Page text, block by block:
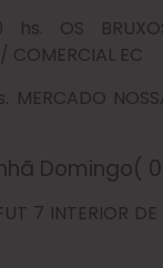
hs. OS
COMERCIAL EC
MERCADO
Domingo(
7 INTERIOR DE